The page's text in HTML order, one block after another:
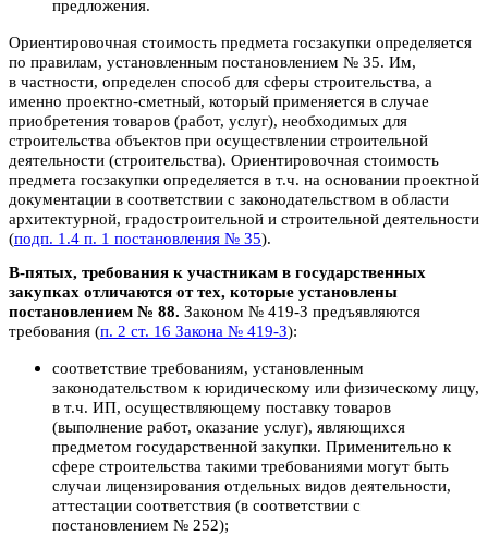
предложения.
Ориентировочная стоимость предмета госзакупки определяется
по правилам, установленным постановлением № 35. Им,
в частности, определен способ для сферы строительства, а
именно проектно-сметный, который применяется в случае
приобретения товаров (работ, услуг), необходимых для
строительства объектов при осуществлении строительной
деятельности (строительства). Ориентировочная стоимость
предмета госзакупки определяется в т.ч. на основании проектной
документации в соответствии с законодательством в области
архитектурной, градостроительной и строительной деятельности
(подп. 1.4 п. 1 постановления № 35).
В-пятых, требования к участникам в государственных
закупках отличаются от тех, которые установлены
постановлением № 88. Законом № 419-З предъявляются
требования (п. 2 ст. 16 Закона № 419-З):
соответствие требованиям, установленным
законодательством к юридическому или физическому лицу,
в т.ч. ИП, осуществляющему поставку товаров
(выполнение работ, оказание услуг), являющихся
предметом государственной закупки. Применительно к
сфере строительства такими требованиями могут быть
случаи лицензирования отдельных видов деятельности,
аттестации соот­ветствия (в соответствии с
постановлением № 252);